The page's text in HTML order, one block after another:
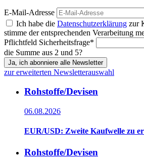
E-Mail-Adresse
Ich habe die Datenschutzerklärung zur
stimme der entsprechenden Verarbeitung
Pflichtfeld Sicherheitsfrage*
die Summe aus 2 und 5?
Ja, ich abonniere alle Newsletter
zur erweiterten Newsletterauswahl
Rohstoffe/Devisen
06.08.2026
EUR/USD: Zweite Kaufwelle zu
Rohstoffe/Devisen